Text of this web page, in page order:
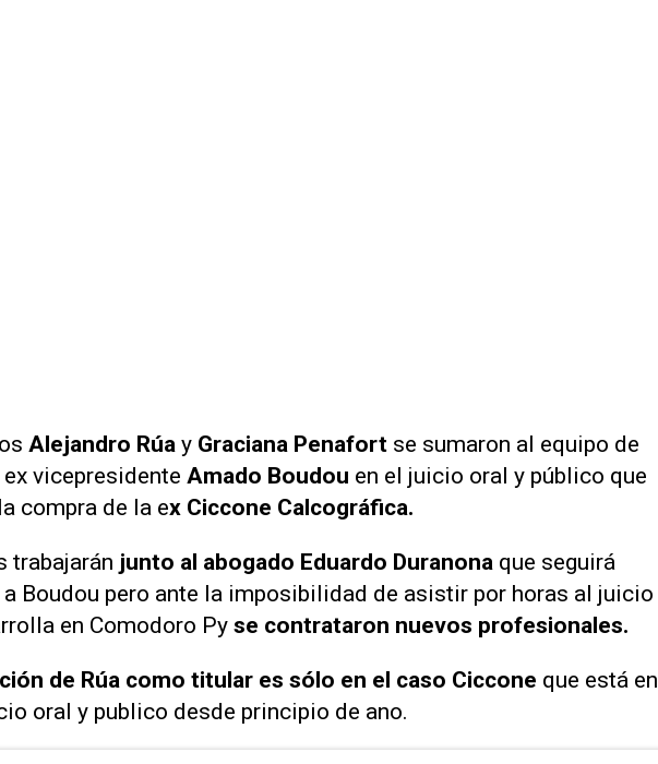
Alejandro Rúa y Graciana Penafort se sumaron al equipo de
vicepresidente Amado Boudou en el juicio oral y público que
compra de la ex Ciccone Calcográfica.
trabajarán junto al abogado Eduardo Duranona que seguirá
Boudou pero ante la imposibilidad de asistir por horas al juicio
en Comodoro Py se contrataron nuevos profesionales.
de Rúa como titular es sólo en el caso Ciccone que está en
oral y publico desde principio de ano.